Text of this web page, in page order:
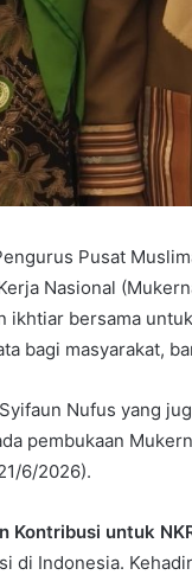
Pusat
Nasional
ikhtiar bersama
bagi masyarakat,
Nufus yang
pembukaan
6/2026).
Kontribusi untuk
di Indonesia.